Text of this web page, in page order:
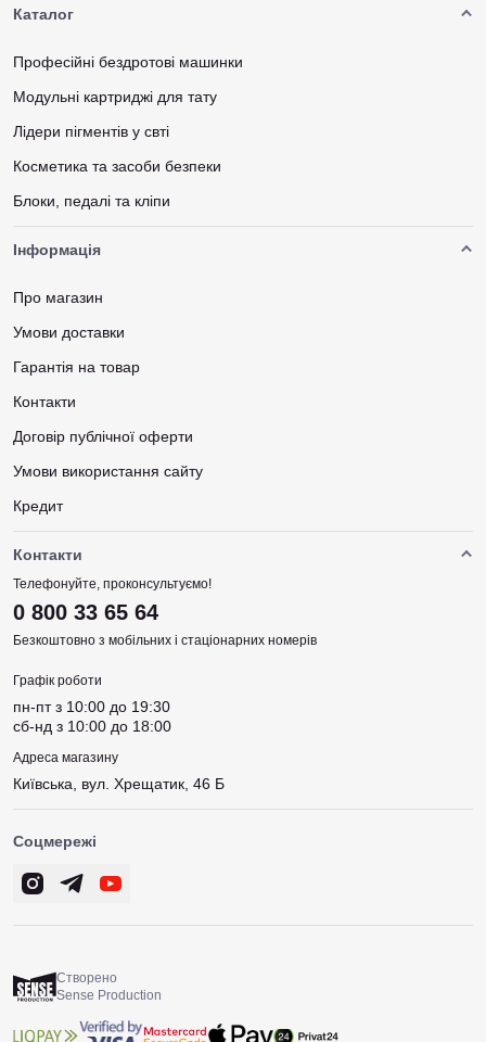
Каталог
Професійні бездротові машинки
Модульні картриджі для тату
Лідери пігментів у свті
Косметика та засоби безпеки
Блоки, педалі та кліпи
Інформація
Про магазин
Умови доставки
Гарантія на товар
Контакти
Договір публічної оферти
Умови використання сайту
Кредит
Контакти
Телефонуйте, проконсультуємо!
0 800 33 65 64
Безкоштовно з мобільних і стаціонарних номерів
Графік роботи
пн-пт з 10:00 до 19:30
сб-нд з 10:00 до 18:00
Адреса магазину
Київська, вул. Хрещатик, 46 Б
Соцмережі
Створено
Sense Production